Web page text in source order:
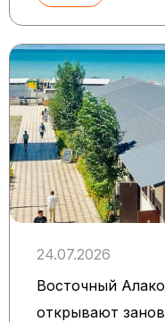
24.07.2026
Восточный
открывают